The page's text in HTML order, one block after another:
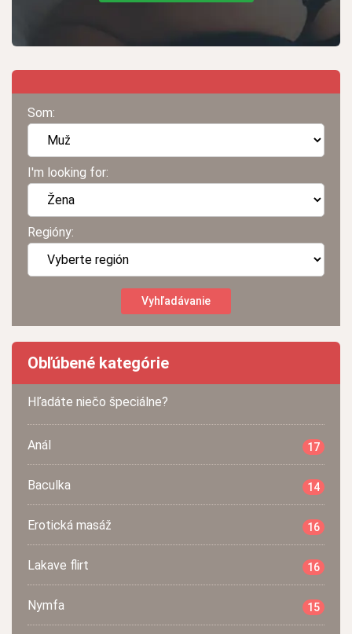
Som:
I'm looking for:
Regióny:
Obľúbené kategórie
Hľadáte niečo špeciálne?
Anál 17
Baculka 14
Erotická masáž 16
Lakave flirt 16
Nymfa 15